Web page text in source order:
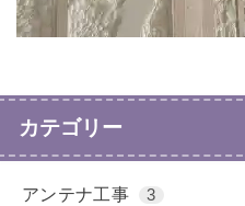
カテゴリー
アンテナ工事 3